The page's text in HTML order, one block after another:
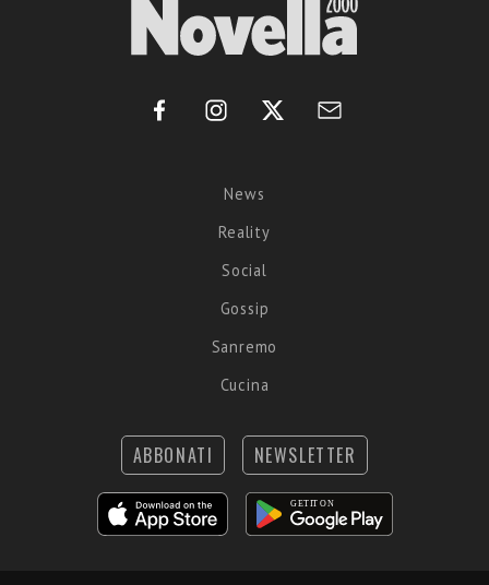
News
Reality
Social
Gossip
Sanremo
Cucina
ABBONATI NEWSLETTER